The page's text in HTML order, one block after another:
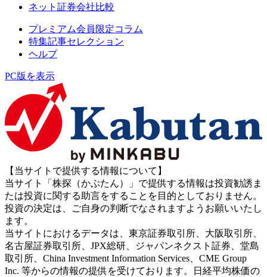
ネット証券会社比較
プレミアム会員限定コラム
特集記事セレクション
ヘルプ
PC版を表示
【当サイトで提供する情報について】
当サイト「株探（かぶたん）」で提供する情報は投資勧誘ま
たは投資に関する助言をすることを目的としておりません。
投資の決定は、ご自身の判断でなされますようお願いいたし
ます。
当サイトにおけるデータは、東京証券取引所、大阪取引所、
名古屋証券取引所、JPX総研、ジャパンネクスト証券、堂島
取引所、China Investment Information Services、CME Group
Inc. 等からの情報の提供を受けております。日経平均株価の